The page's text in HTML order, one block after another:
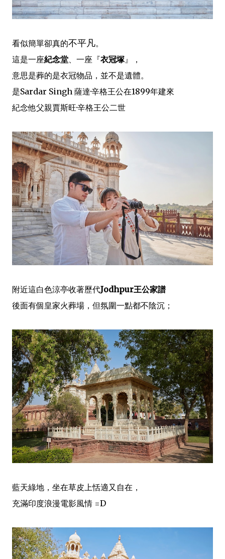
看似簡單卻真的不平凡。
這是一座紀念堂 、一座『衣冠塚』，
意思是葬的是衣冠物品，並不是遺體。
是Sardar Singh 薩達·辛格王公在1899年建來
紀念他父親賈斯旺·辛格王公二世
附近這白色涼亭收著歷代Jodhpur王公家譜
後面有個皇家火葬場，但氛圍一點都不陰沉；
藍天綠地，坐在草皮上恬適又自在，
充滿印度浪漫電影風情 =D